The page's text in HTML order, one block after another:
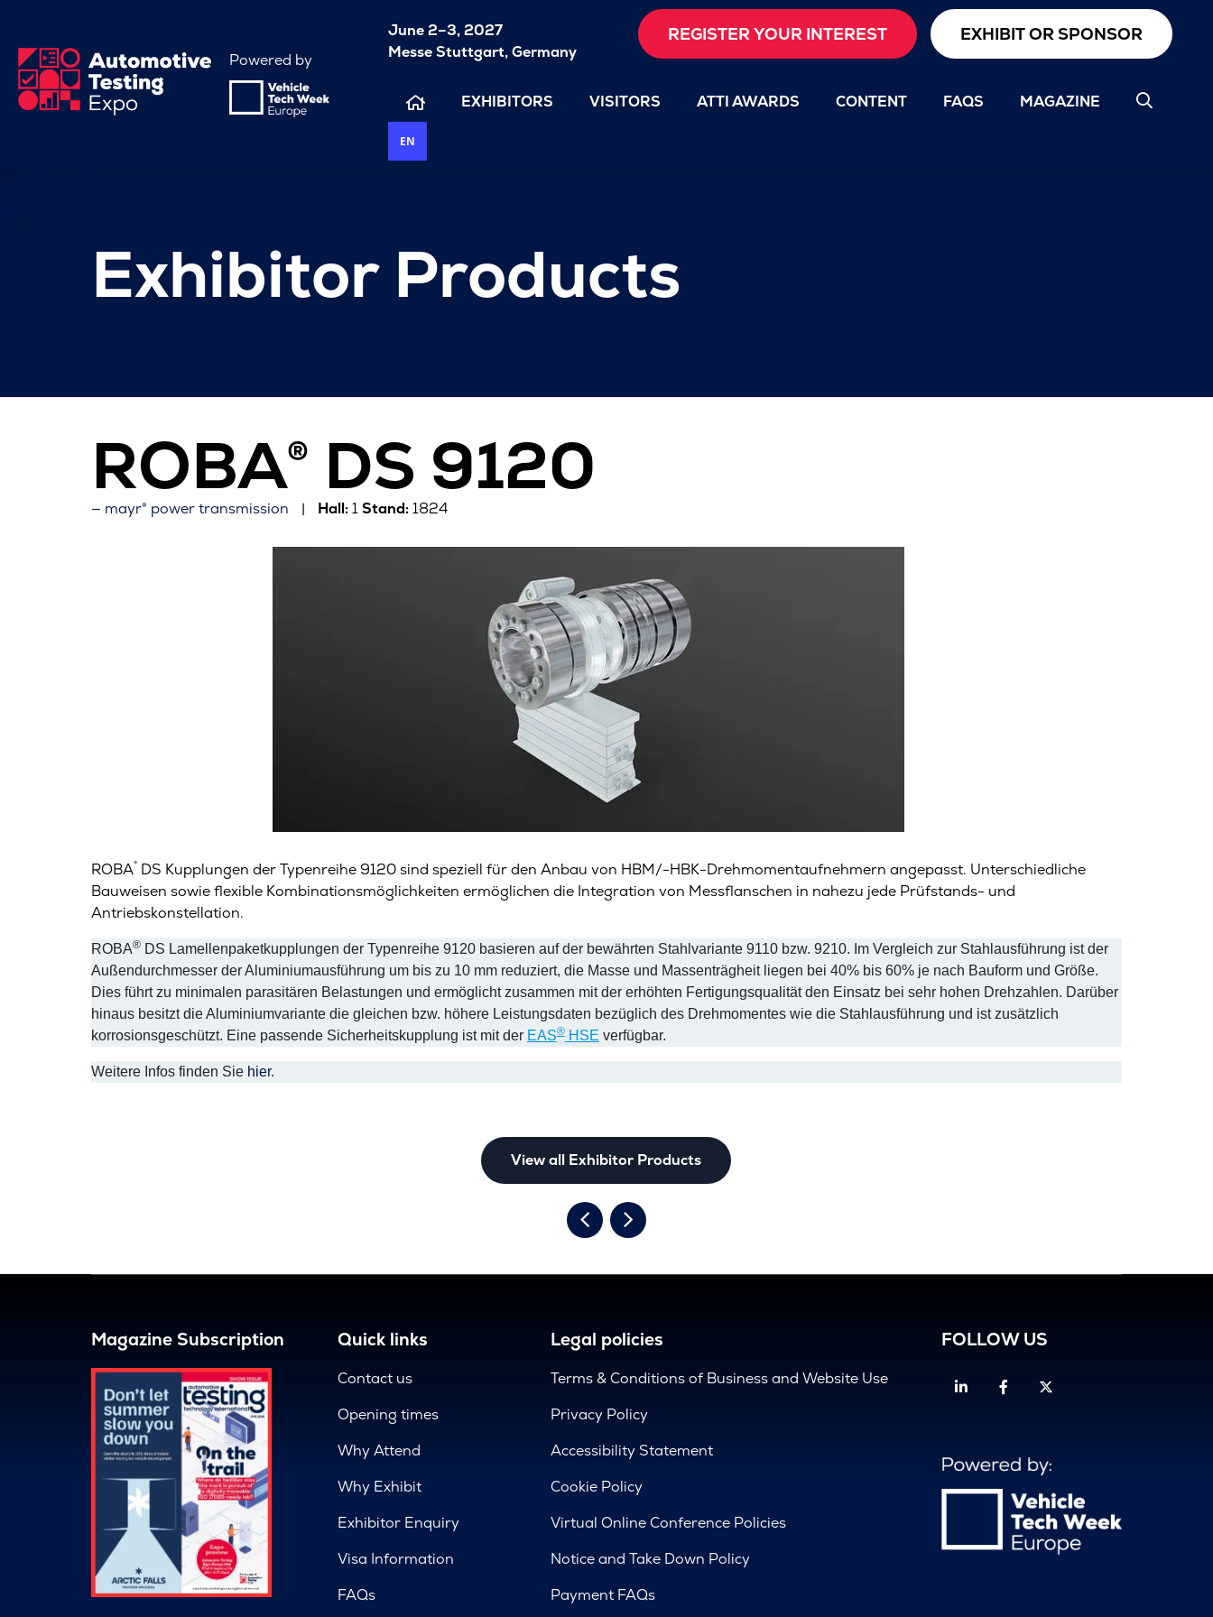
Powered by
June 2–3, 2027
Messe Stuttgart, Germany
REGISTER YOUR INTEREST EXHIBIT OR SPONSOR
EXHIBITORS VISITORS ATTI AWARDS CONTENT FAQS MAGAZINE
EN
Exhibitor Products
ROBA® DS 9120
mayr® power transmission Hall:1Stand:1824
ROBA®DS Kupplungen der Typenreihe 9120 sind speziell für den Anbau von HBM/-HBK-Drehmomentaufnehmern angepasst. Unterschiedliche
Bauweisen sowie flexible Kombinationsmöglichkeiten ermöglichen die Integration von Messflanschen in nahezu jede Prüfstands- und
Antriebskonstellation.
ROBA®DS Lamellenpaketkupplungen der Typenreihe 9120 basieren auf der bewährten Stahlvariante 9110 bzw. 9210. Im Vergleich zur Stahlausführung ist der
Außendurchmesser der Aluminiumausführung um bis zu 10 mm reduziert, die Masse und Massenträgheit liegen bei 40% bis 60% je nach Bauform und Größe.
Dies führt zu minimalen parasitären Belastungen und ermöglicht zusammen mit der erhöhten Fertigungsqualität den Einsatz bei sehr hohen Drehzahlen. Darüber
hinaus besitzt die Aluminiumvariante die gleichen bzw. höhere Leistungsdaten bezüglich des Drehmomentes wie die Stahlausführung und ist zusätzlich
korrosionsgeschützt. Eine passende Sicherheitskupplung ist mit der EAS®HSE verfügbar.​
Weitere Infos finden Sie hier.
View all Exhibitor Products
Magazine Subscription Quick links
Contact us
Opening times
Why Attend
Why Exhibit
Exhibitor Enquiry
Visa Information
FAQs
Legal policies
Terms & Conditions of Business and Website Use
Privacy Policy
Accessibility Statement
Cookie Policy
Virtual Online Conference Policies
Notice and Take Down Policy
Payment FAQs
FOLLOW US
LinkedinFacebook